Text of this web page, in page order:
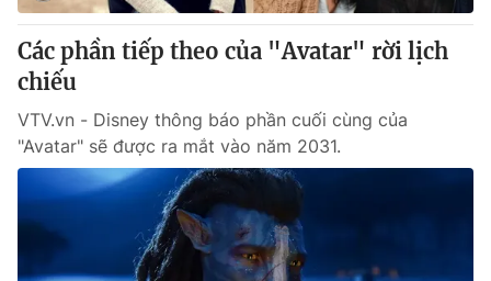
Các phần tiếp theo của "Avatar" rời lịch
chiếu
VTV.vn - Disney thông báo phần cuối cùng của
"Avatar" sẽ được ra mắt vào năm 2031.